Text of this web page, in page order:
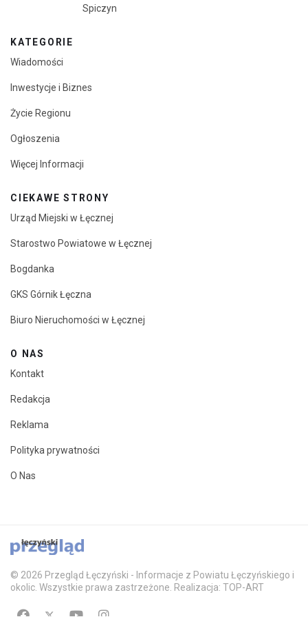
Spiczyn
KATEGORIE
Wiadomości
Inwestycje i Biznes
Życie Regionu
Ogłoszenia
Więcej Informacji
CIEKAWE STRONY
Urząd Miejski w Łęcznej
Starostwo Powiatowe w Łęcznej
Bogdanka
GKS Górnik Łęczna
Biuro Nieruchomości w Łęcznej
O NAS
Kontakt
Redakcja
Reklama
Polityka prywatności
O Nas
© 2026 Przegląd Łęczyński - Informacje z Powiatu Łęczyńskiego i
okolic. Wszystkie prawa zastrzeżone. Realizacja: TOP-ART